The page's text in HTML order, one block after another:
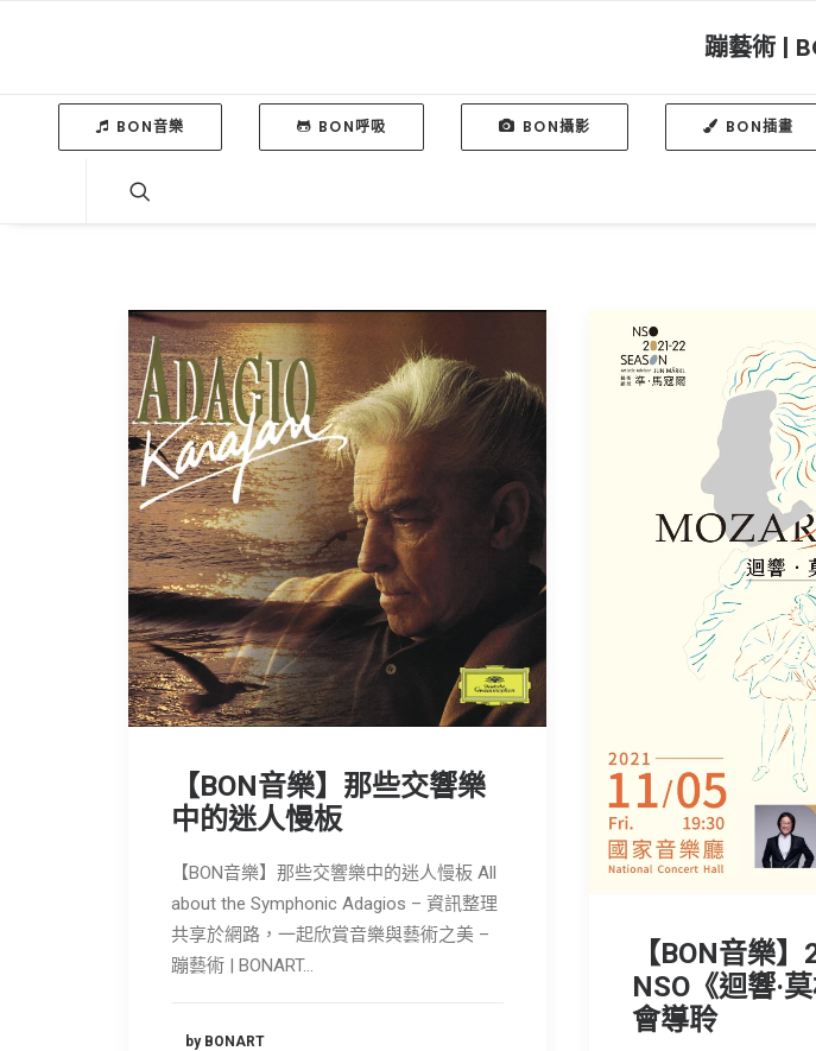
蹦藝術 |
BON音樂 BON呼吸 BON攝影 BON插畫
【BON音樂】那些交響樂
中的迷人慢板
【BON音樂】那些交響樂中的迷人慢板 All
about the Symphonic Adagios – 資訊整理
共享於網路，一起欣賞音樂與藝術之美 –
蹦藝術 | BONART…
by BONART
【BON音樂
NSO《迴響·
會導聆